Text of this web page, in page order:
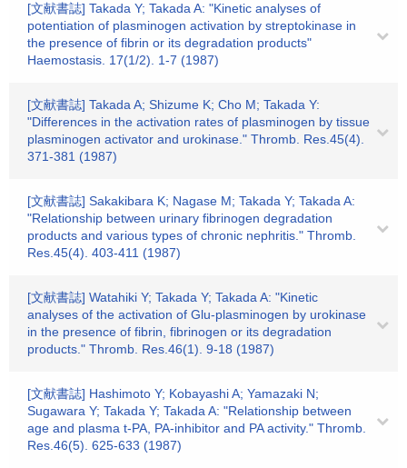
[文献書誌] Takada Y; Takada A: "Kinetic analyses of
potentiation of plasminogen activation by streptokinase in
the presence of fibrin or its degradation products"
Haemostasis. 17(1/2). 1-7 (1987)
[文献書誌] Takada A; Shizume K; Cho M; Takada Y:
"Differences in the activation rates of plasminogen by tissue
plasminogen activator and urokinase." Thromb. Res.45(4).
371-381 (1987)
[文献書誌] Sakakibara K; Nagase M; Takada Y; Takada A:
"Relationship between urinary fibrinogen degradation
products and various types of chronic nephritis." Thromb.
Res.45(4). 403-411 (1987)
[文献書誌] Watahiki Y; Takada Y; Takada A: "Kinetic
analyses of the activation of Glu-plasminogen by urokinase
in the presence of fibrin, fibrinogen or its degradation
products." Thromb. Res.46(1). 9-18 (1987)
[文献書誌] Hashimoto Y; Kobayashi A; Yamazaki N;
Sugawara Y; Takada Y; Takada A: "Relationship between
age and plasma t-PA, PA-inhibitor and PA activity." Thromb.
Res.46(5). 625-633 (1987)